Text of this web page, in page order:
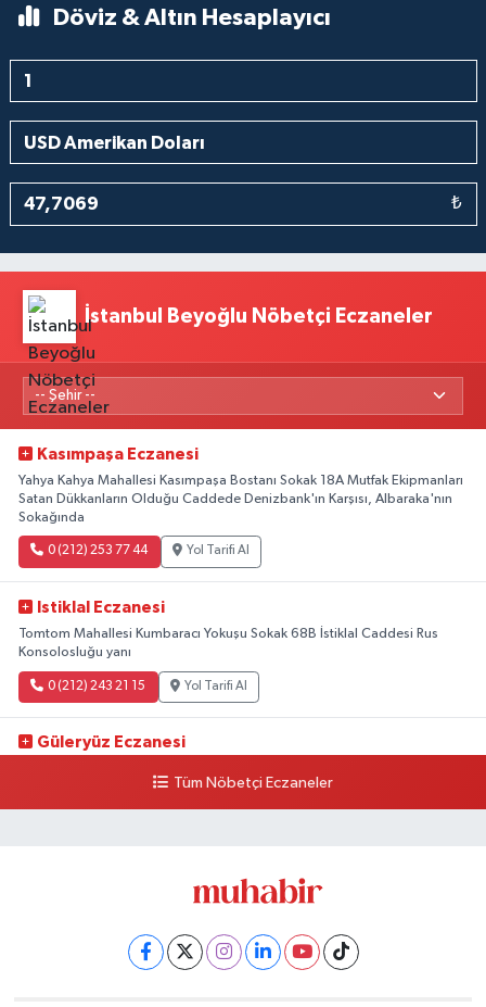
Döviz & Altın Hesaplayıcı
₺
İstanbul Beyoğlu Nöbetçi Eczaneler
Kasımpaşa Eczanesi
Yahya Kahya Mahallesi Kasımpaşa Bostanı Sokak 18A Mutfak Ekipmanları
Satan Dükkanların Olduğu Caddede Denizbank'ın Karşısı, Albaraka'nın
Sokağında
0 (212) 253 77 44 Yol Tarifi Al
Istiklal Eczanesi
Tomtom Mahallesi Kumbaracı Yokuşu Sokak 68B İstiklal Caddesi Rus
Konsolosluğu yanı
0 (212) 243 21 15 Yol Tarifi Al
Güleryüz Eczanesi
kalaycıbahçe Meydana DoğruTüm Nöbetçi Eczaneler